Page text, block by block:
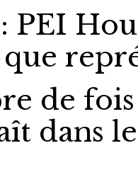
PEI
de
dans